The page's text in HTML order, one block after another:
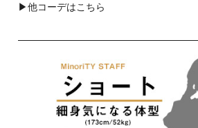
▶他コーデはこちら